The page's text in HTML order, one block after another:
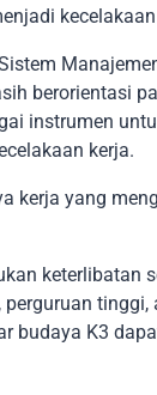
berorientasi
instrumen
kerja.
kerja yang
keterlibatan
budaya K3